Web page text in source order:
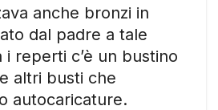
anche bronzi in
dal padre a tale
i reperti c’è un bustino
altri busti che
autocaricature.